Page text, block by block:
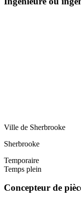
Ville de Sherbrooke
Sherbrooke
Temporaire
Temps plein
Concepteur de